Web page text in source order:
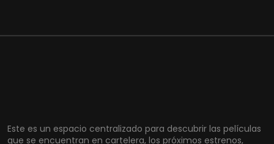
Este es un espacio centralizado para descubrir las películas
que se encuentran en cartelera, los próximos estrenos,